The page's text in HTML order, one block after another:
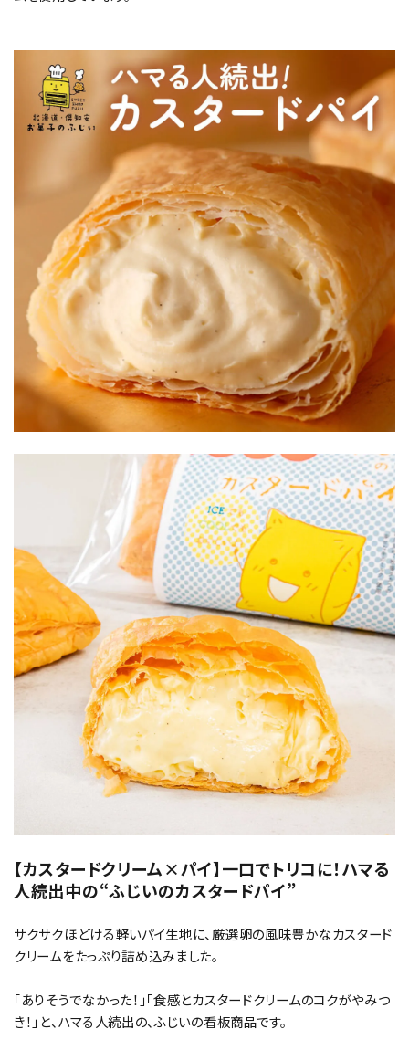
【カスタードクリーム×パイ】一口でトリコに！ハマる
人続出中の“ふじいのカスタードパイ”
サクサクほどける軽いパイ生地に、厳選卵の風味豊かなカスタード
クリームをたっぷり詰め込みました。
「ありそうでなかった！」「食感とカスタードクリームのコクがやみつ
き！」と、ハマる人続出の、ふじいの看板商品です。